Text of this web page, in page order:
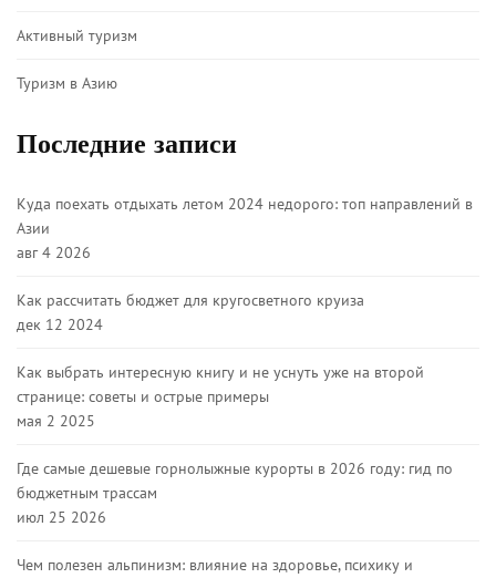
Активный туризм
Туризм в Азию
Последние записи
Куда поехать отдыхать летом 2024 недорого: топ направлений в
Азии
авг 4 2026
Как рассчитать бюджет для кругосветного круиза
дек 12 2024
Как выбрать интересную книгу и не уснуть уже на второй
странице: советы и острые примеры
мая 2 2025
Где самые дешевые горнолыжные курорты в 2026 году: гид по
бюджетным трассам
июл 25 2026
Чем полезен альпинизм: влияние на здоровье, психику и